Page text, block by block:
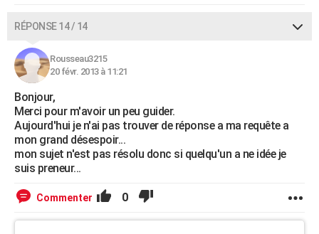
RÉPONSE 14 / 14
Rousseau3215
20 févr. 2013 à 11:21
Bonjour,
Merci pour m'avoir un peu guider.
Aujourd'hui je n'ai pas trouver de réponse a ma requête a
mon grand désespoir...
mon sujet n'est pas résolu donc si quelqu'un a ne idée je
suis preneur...
Commenter 0